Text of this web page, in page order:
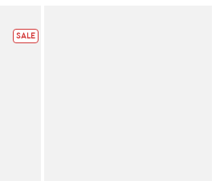
SALE